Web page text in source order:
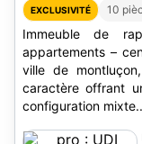
EXCLUSIVITÉ 10
Immeuble de
appartements –
ville de
caractère offrant
configuration